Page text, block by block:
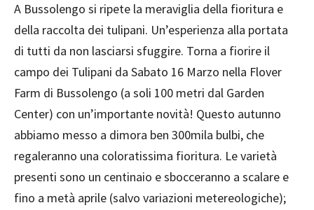
A Bussolengo si ripete la meraviglia della fioritura e
della raccolta dei tulipani. Un’esperienza alla portata
di tutti da non lasciarsi sfuggire. Torna a fiorire il
campo dei Tulipani da Sabato 16 Marzo nella Flover
Farm di Bussolengo (a soli 100 metri dal Garden
Center) con un’importante novità! Questo autunno
abbiamo messo a dimora ben 300mila bulbi, che
regaleranno una coloratissima fioritura. Le varietà
presenti sono un centinaio e sbocceranno a scalare e
fino a metà aprile (salvo variazioni metereologiche);